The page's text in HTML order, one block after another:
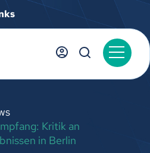
Kritik an
in Berlin